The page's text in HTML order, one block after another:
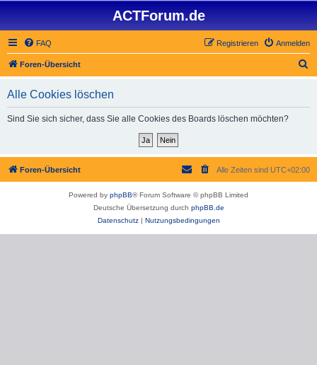
ACTForum.de
FAQ Anmelden
Registrieren
Foren-Übersicht
Alle Cookies löschen
Sind Sie sich sicher, dass Sie alle Cookies des Boards löschen möchten?
Foren-Übersicht Alle Zeiten sind UTC+02:00
Powered by phpBB® Forum Software © phpBB Limited
Deutsche Übersetzung durch phpBB.de
Datenschutz| Nutzungsbedingungen